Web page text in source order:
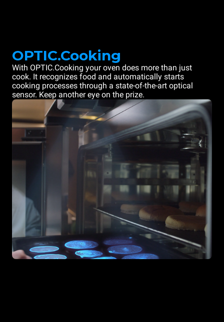
OPTIC.Cooking
With OPTIC.Cooking your oven does more than just
cook. It recognizes food and automatically starts
cooking processes through a state-of-the-art optical
sensor. Keep another eye on the prize.